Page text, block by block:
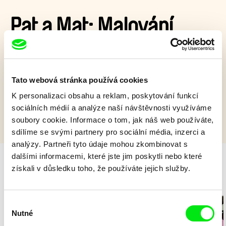
Tato webová stránka používá cookies
K personalizaci obsahu a reklam, poskytování funkcí
sociálních médií a analýze naší návštěvnosti využíváme
soubory cookie. Informace o tom, jak náš web používáte,
sdílíme se svými partnery pro sociální média, inzerci a
analýzy. Partneři tyto údaje mohou zkombinovat s
dalšími informacemi, které jste jim poskytli nebo které
získali v důsledku toho, že používáte jejich služby.
souhlasu
Nutné
Pat a Mat: Malování
Zobrazit více